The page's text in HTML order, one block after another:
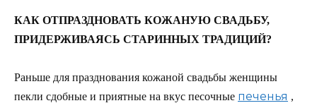
КАК ОТПРАЗДНОВАТЬ КОЖАНУЮ СВАДЬБУ,
ПРИДЕРЖИВАЯСЬ СТАРИННЫХ ТРАДИЦИЙ?
Раньше для празднования кожаной свадьбы женщины
пекли сдобные и приятные на вкус песочные печенья ,